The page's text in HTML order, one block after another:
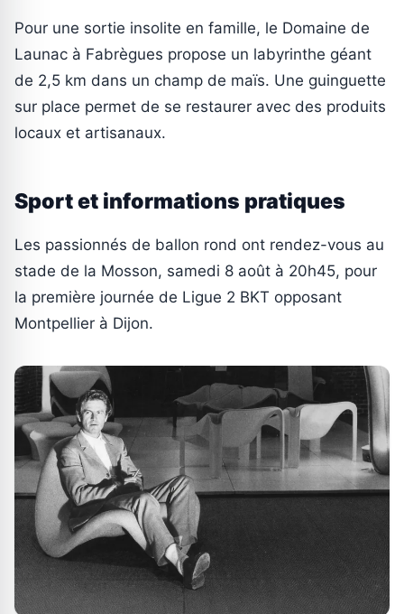
Pour une sortie insolite en famille, le Domaine de
Launac à Fabrègues propose un labyrinthe géant
de 2,5 km dans un champ de maïs. Une guinguette
sur place permet de se restaurer avec des produits
locaux et artisanaux.
Sport et informations pratiques
Les passionnés de ballon rond ont rendez-vous au
stade de la Mosson, samedi 8 août à 20h45, pour
la première journée de Ligue 2 BKT opposant
Montpellier à Dijon.